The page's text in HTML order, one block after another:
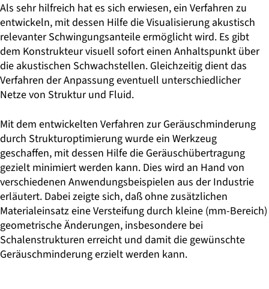
Als sehr hilfreich hat es sich erwiesen, ein Verfahren zu
entwickeln, mit dessen Hilfe die Visualisierung akustisch
relevanter Schwingungsanteile ermöglicht wird. Es gibt
dem Konstrukteur visuell sofort einen Anhaltspunkt über
die akustischen Schwachstellen. Gleichzeitig dient das
Verfahren der Anpassung eventuell unterschiedlicher
Netze von Struktur und Fluid.
Mit dem entwickelten Verfahren zur Geräuschminderung
durch Strukturoptimierung wurde ein Werkzeug
geschaffen, mit dessen Hilfe die Geräuschübertragung
gezielt minimiert werden kann. Dies wird an Hand von
verschiedenen Anwendungsbeispielen aus der Industrie
erläutert. Dabei zeigte sich, daß ohne zusätzlichen
Materialeinsatz eine Versteifung durch kleine (mm-Bereich)
geometrische Änderungen, insbesondere bei
Schalenstrukturen erreicht und damit die gewünschte
Geräuschminderung erzielt werden kann.